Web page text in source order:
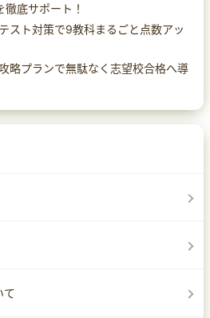
底サポート！
スト対策で9教科まるごと点数アッ
略プランで無駄なく志望校合格へ導
て